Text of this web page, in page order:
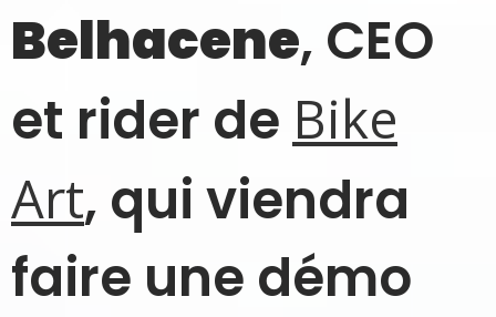
Belhacene, CEO
et rider de Bike
Art, qui viendra
faire une démo